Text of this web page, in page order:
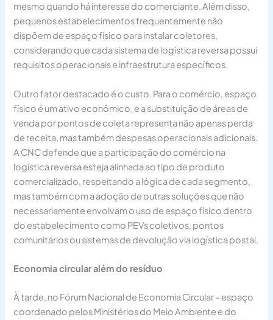
mesmo quando há interesse do comerciante. Além disso,
pequenos estabelecimentos frequentemente não
dispõem de espaço físico para instalar coletores,
considerando que cada sistema de logística reversa possui
requisitos operacionais e infraestrutura específicos.
Outro fator destacado é o custo. Para o comércio, espaço
físico é um ativo econômico, e a substituição de áreas de
venda por pontos de coleta representa não apenas perda
de receita, mas também despesas operacionais adicionais.
A CNC defende que a participação do comércio na
logística reversa esteja alinhada ao tipo de produto
comercializado, respeitando a lógica de cada segmento,
mas também com a adoção de outras soluções que não
necessariamente envolvam o uso de espaço físico dentro
do estabelecimento como PEVs coletivos, pontos
comunitários ou sistemas de devolução via logística postal.
Economia circular além do resíduo
À tarde, no Fórum Nacional de Economia Circular – espaço
coordenado pelos Ministérios do Meio Ambiente e do